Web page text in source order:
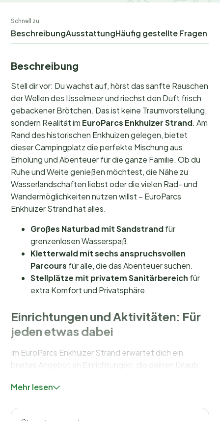
Schnell zu:
BeschreibungAusstattungHäufig gestellte Fragen
Beschreibung
Stell dir vor: Du wachst auf, hörst das sanfte Rauschen
der Wellen des IJsselmeer und riechst den Duft frisch
gebackener Brötchen. Das ist keine Traumvorstellung,
sondern Realität im EuroParcs Enkhuizer Strand. Am
Rand des historischen Enkhuizen gelegen, bietet
dieser Campingplatz die perfekte Mischung aus
Erholung und Abenteuer für die ganze Familie. Ob du
Ruhe und Weite genießen möchtest, die Nähe zu
Wasserlandschaften liebst oder die vielen Rad- und
Wandermöglichkeiten nutzen willst – EuroParcs
Enkhuizer Strand hat alles.
Großes Naturbad mit Sandstrandfür
grenzenlosen Wasserspaß.
Kletterwald mit sechs anspruchsvollen
Parcours für alle, die das Abenteuer suchen.
Stellplätze mit privatem Sanitärbereich für
extra Komfort und Privatsphäre.
Einrichtungen und Aktivitäten: Für
jeden etwas dabei
Im EuroParcs Enkhuizer Strand erwartet dich ein
breites Angebot an Einrichtungen, die deinen Urlaub
Sandstrand ist ein echtes Highlight – ideal für eine
entspannten Tag beim Sonnenbaden. Für die Kleinen
Mehr lesen